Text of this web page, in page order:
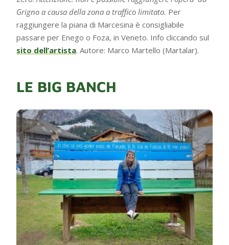
Grigno a causa della zona a traffico limitato. Per
raggiungere la piana di Marcesina è consigliabile
passare per Enego o Foza, in Veneto. Info cliccando sul
sito dell’artista. Autore: Marco Martello (Martalar).
LE BIG BANCH